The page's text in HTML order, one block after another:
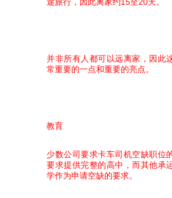
并非所有人都可以远离家，因此
常重要的一点和重要的亮点。
教育
少数公司要求卡车司机空缺职位
要求提供完整的高中，而其他承
学作为申请空缺的要求。